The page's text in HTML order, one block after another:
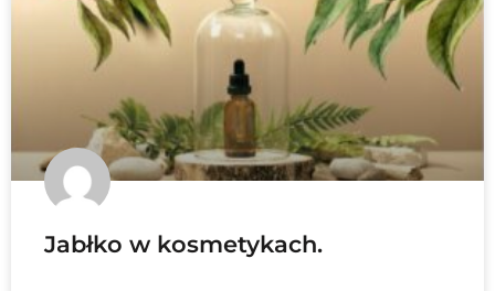
Jabłko w kosmetykach.